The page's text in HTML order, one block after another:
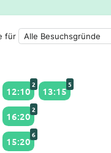
für
12:10
2
13:15
5
16:20
2
15:20
6